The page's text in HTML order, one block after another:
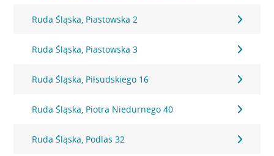
Ruda Śląska, Piastowska 2
Ruda Śląska, Piastowska 3
Ruda Śląska, Piłsudskiego 16
Ruda Śląska, Piotra Niedurnego 40
Ruda Śląska, Podlas 32